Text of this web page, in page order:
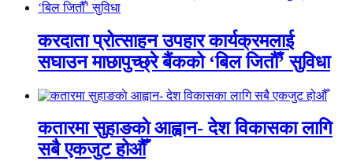
करदाता प्रोत्साहन उपहार कार्यक्रमलाई
सघाउन माछापुच्छ्रे बैंकको ‘बिल जितौँ’ सुविधा
कतारमा सुहाङकाे आह्वान- देश विकासका लागि
सबै एकजुट होऔँ